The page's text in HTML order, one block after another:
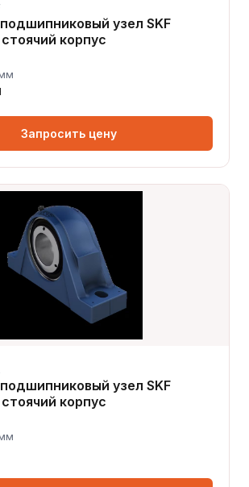
узел SKF
корпус
Запросить цену
узел SKF
корпус